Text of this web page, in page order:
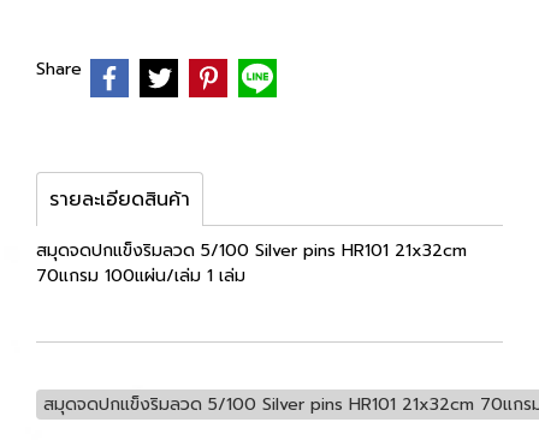
Share
รายละเอียดสินค้า
สมุดจดปกแข็งริมลวด 5/100 Silver pins HR101 21x32cm
70แกรม 100แผ่น/เล่ม 1 เล่ม
สมุดจดปกแข็งริมลวด 5/100 Silver pins HR101 21x32cm 70แก